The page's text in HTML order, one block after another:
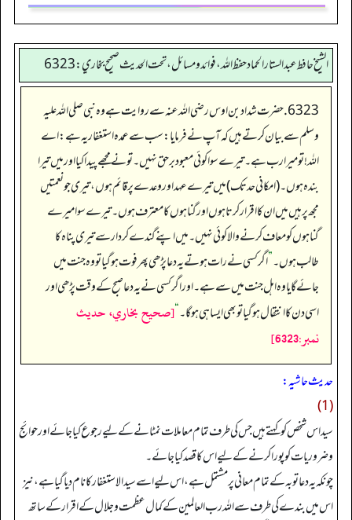
الشيخ حافط عبدالستار الحماد حفظ الله، فوائد و مسائل، تحت الحديث صحيح بخاري:6323
6323. حضرت شداد بن اوس رضی اللہ عنہ سے روایت ہے وہ نبی صلی اللہ علیہ
وسلم سے بیان کرتے ہیں کہ آپ نے فرمایا: سب سے عمدہ استغفار یہ ہے: اے
اللہ! تو میرا رب ہے۔ تیرے سوا کوئی معبود برحق نہیں۔ تو نے مجھے پیدا کیا اور میں تیرا
بندہ ہوں۔ (امکانی حد تک) میں تیرے عہد اور وعدے پر قائم ہوں، تیری جو نعمتیں
مجھ پر ہیں میں ان کا اقرار کرتا ہوں اور گناہوں کا معترف ہوں۔ تيرے سوا میرے
گناہوں کو معاف کرنے والا کوئی نہیں۔ میں اپنے گندے کردار سے تیری پناہ کا
طالب ہوں۔”اگر کسی نے رات ہوتے یہ دعا پڑھی پھر فوت ہوگیا تو وہ جنت میں
جائے گا یا وہ اہل جنت میں سے ہے۔ اور اگر کسی نے یہ دعا صبح کے وقت پڑھی اور
اسی دن کا انتقال ہوگیا تو بھی ایسا ہی ہوگا۔“[صحيح بخاري، حديث
نمبر:6323]
حدیث حاشیہ:
(1)
سید اس شخص کو کہتے ہیں جس کی طرف تمام معاملات نمٹانے کے لیے رجوع کیا جائے اور حوائج
و ضروریات کو پورا کرنے کے لیے اس کا قصد کیا جائے۔
چونکہ یہ دعا توبہ کے تمام معانی پر مشتمل ہے، اس لیے اسے سید الاستغفار کا نام دیا گیا ہے، نیز
اس میں بندے کی طرف سے اللہ رب العالمین کے کمال عظمت و جلال کے اقرار کے ساتھ